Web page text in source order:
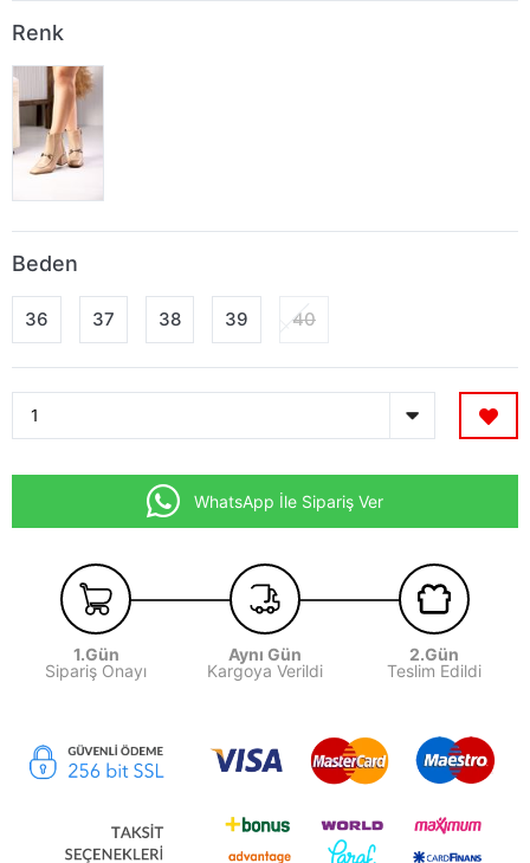
Renk
Beden
36 37 38 39 40
WhatsApp İle Sipariş Ver
1.Gün
Sipariş Onayı
Aynı Gün
Kargoya Verildi
2.Gün
Teslim Edildi